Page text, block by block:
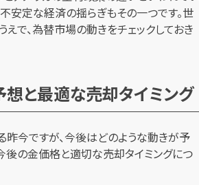
安定な経済の揺らぎもその一つです。世
で、為替市場の動きをチェックしておき
と最適な売却タイミング
今ですが、今後はどのような動きが予
後の金価格と適切な売却タイミングにつ